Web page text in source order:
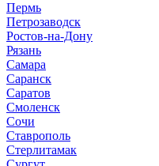
Пермь
Петрозаводск
Ростов-на-Дону
Рязань
Самара
Саранск
Саратов
Смоленск
Сочи
Ставрополь
Стерлитамак